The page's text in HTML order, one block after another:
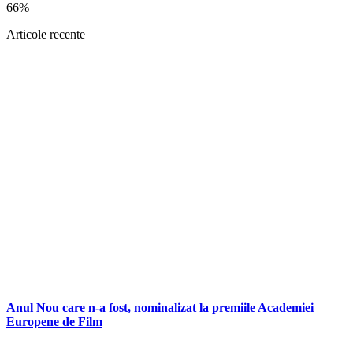
66%
Articole recente
Anul Nou care n-a fost, nominalizat la premiile Academiei
Europene de Film